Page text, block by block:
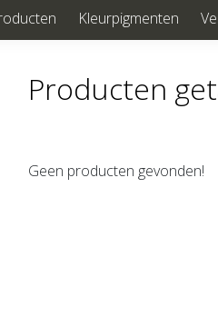
Kleurpigmenten
Producten
Geen producten gevonden!